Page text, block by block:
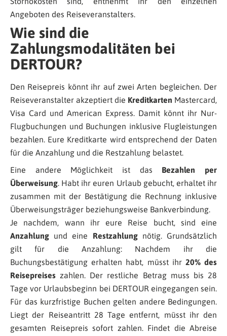
Angeboten des Reiseveranstalters.
Wie sind die
Zahlungsmodalitäten bei
DERTOUR?
Den Reisepreis könnt ihr auf zwei Arten begleichen. Der
Reiseveranstalter akzeptiert die Kreditkarten Mastercard,
Visa Card und American Express. Damit könnt ihr Nur-
Flugbuchungen und Buchungen inklusive Flugleistungen
bezahlen. Eure Kreditkarte wird entsprechend der Daten
für die Anzahlung und die Restzahlung belastet.
Eine andere Möglichkeit ist das Bezahlen per
Überweisung. Habt ihr euren Urlaub gebucht, erhaltet ihr
zusammen mit der Bestätigung die Rechnung inklusive
Überweisungsträger beziehungsweise Bankverbindung.
Je nachdem, wann ihr eure Reise bucht, sind eine
Anzahlung und eine Restzahlungnötig. Grundsätzlich
gilt für die Anzahlung: Nachdem ihr die
Buchungsbestätigung erhalten habt, müsst ihr 20% des
Reisepreises zahlen. Der restliche Betrag muss bis 28
Tage vor Urlaubsbeginn bei DERTOUR eingegangen sein.
Für das kurzfristige Buchen gelten andere Bedingungen.
Liegt der Reiseantritt 28 Tage entfernt, müsst ihr den
gesamten Reisepreis sofort zahlen. Findet die Abreise